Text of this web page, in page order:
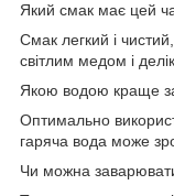
Який смак має цей
Смак легкий і
світлим медом і
Якою водою краще
Оптимально
гаряча вода може
Чи можна